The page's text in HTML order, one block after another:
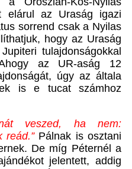
elárul az Uraság igazi
sorrend csak a Nyilas
hogy az Uraság
tulajdonságokkal
az UR-aság 12
úgy az általa
is e tucat számhoz
veszed, ha nem:
reád.”Pálnak is osztani
De míg Péternél a
jelentett, addig